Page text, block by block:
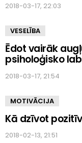
2018-03-17, 22:03
VESELĪBA
Ēdot vairāk
psiholoģisko
2018-03-17, 21:54
MOTIVĀCIJA
Kā dzīvot
2018-02-13, 21:51